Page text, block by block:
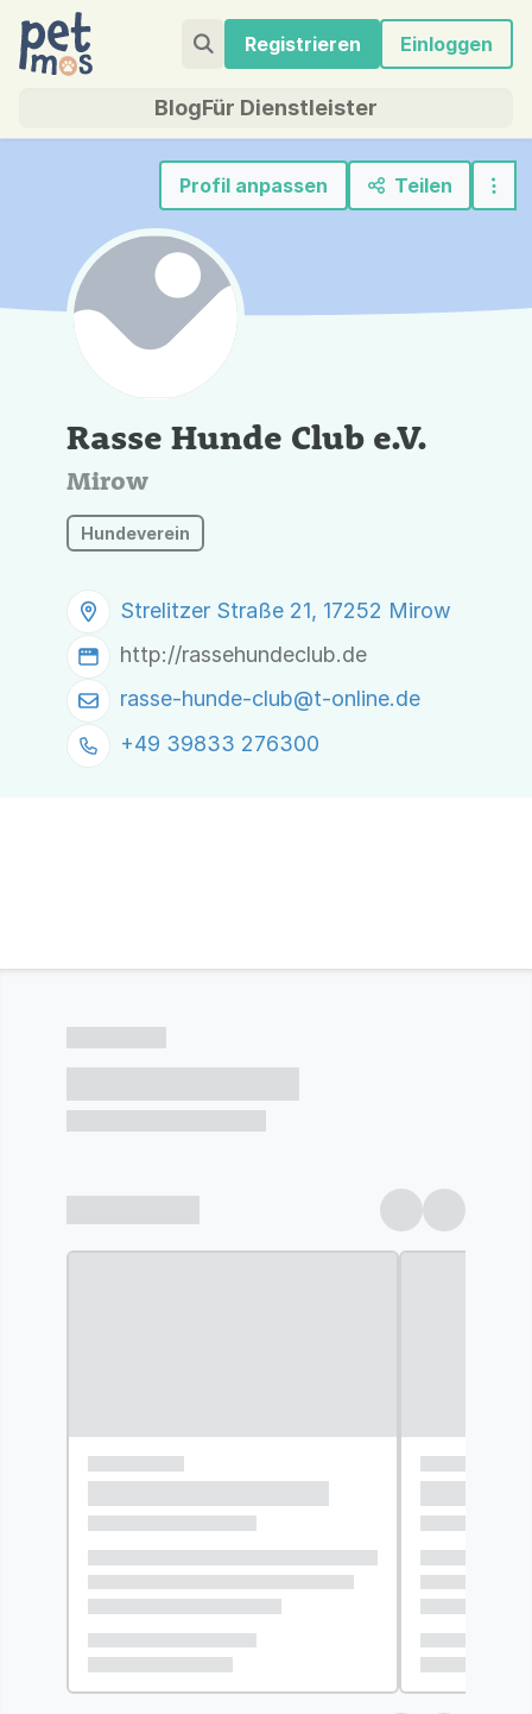
Registrieren Einloggen
BlogFür Dienstleister
Profil anpassen Teilen
Rasse Hunde Club e.V.
Mirow
Hundeverein
Strelitzer Straße 21, 17252 Mirow
http://rassehundeclub.de
rasse-hunde-club@t-online.de
+49 39833 276300